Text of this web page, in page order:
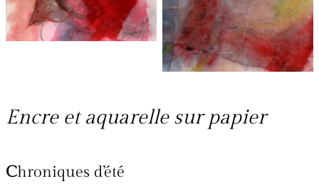
Encre et aquarelle sur papier
Chroniques d’été